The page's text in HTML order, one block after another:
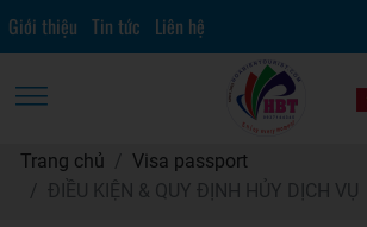
Giới thiệu Tin tức Liên hệ
Trang chủ
Visa passport
ĐIỀU KIỆN & QUY ĐỊNH HỦY DỊCH VỤ